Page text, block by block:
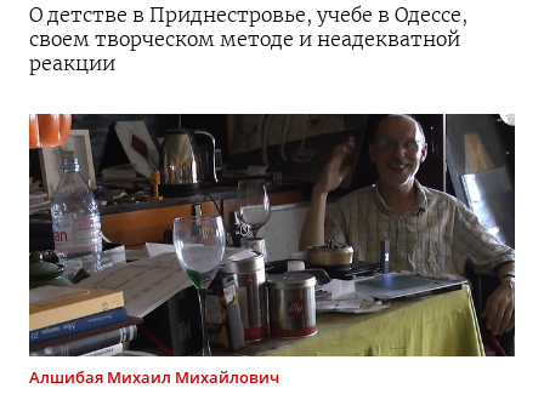
О детстве в Приднестровье, учебе в Одессе,
своем творческом методе и неадекватной
реакции
Алшибая Михаил Михайлович